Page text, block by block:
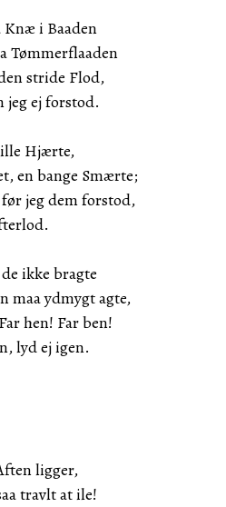
Knæ i Baaden
Tømmerflaaden
stride Flod,
jeg ej forstod.
Hjærte,
en bange Smærte;
jeg dem forstod,
ikke bragte
maa ydmygt agte,
hen! Far ben!
lyd ej igen.
ligger,
travlt at ile!